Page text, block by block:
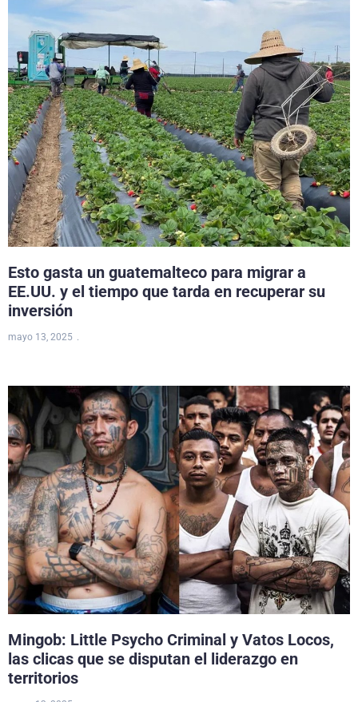
Esto gasta un guatemalteco para migrar a
EE.UU. y el tiempo que tarda en recuperar su
inversión
mayo 13, 2025
Mingob: Little Psycho Criminal y Vatos Locos,
las clicas que se disputan el liderazgo en
territorios